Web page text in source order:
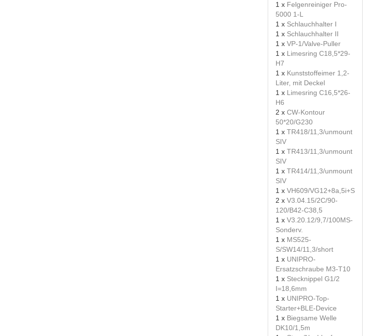
1 x Felgenreiniger Pro-
5000 1-L
1 x Schlauchhalter I
1 x Schlauchhalter II
1 x VP-1/Valve-Puller
1 x Limesring C18,5*29-
H7
1 x Kunststoffeimer 1,2-
Liter, mit Deckel
1 x Limesring C16,5*26-
H6
2 x CW-Kontour
50*20/G230
1 x TR418/11,3/unmount
SIV
1 x TR413/11,3/unmount
SIV
1 x TR414/11,3/unmount
SIV
1 x VH609/VG12+8a,5i+S
2 x V3.04.15/2C/90-
120/B42-C38,5
1 x V3.20.12/9,7/100MS-
Sonderv.
1 x MS525-
S/SW14/11,3/short
1 x UNIPRO-
Ersatzschraube M3-T10
1 x Stecknippel G1/2
I=18,6mm
1 x UNIPRO-Top-
Starter+BLE-Device
1 x Biegsame Welle
DK10/1,5m